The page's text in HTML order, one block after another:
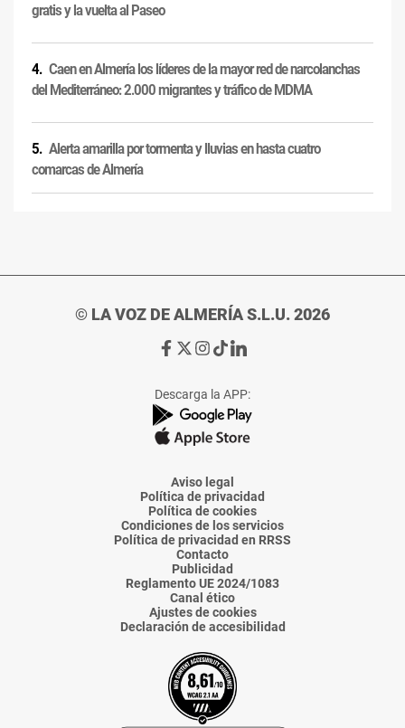
gratis y la vuelta al Paseo
Caen en Almería los líderes de la mayor red de narcolanchas
del Mediterráneo: 2.000 migrantes y tráfico de MDMA
Alerta amarilla por tormenta y lluvias en hasta cuatro
comarcas de Almería
© LA VOZ DE ALMERÍA S.L.U. 2026
Ir
de
La
Voz
Almería
Ir
de
La
Voz
Almería
Ir
de
La
Voz
Almería
Ir
de
La
Voz
Almería
Ir
de
La
Voz
Descarga la APP:
Aviso legal
Política de privacidad
Política de cookies
Condiciones de los servicios
Política de privacidad en RRSS
Contacto
Publicidad
Reglamento UE 2024/1083
Canal ético
Ajustes de cookies
Declaración de accesibilidad